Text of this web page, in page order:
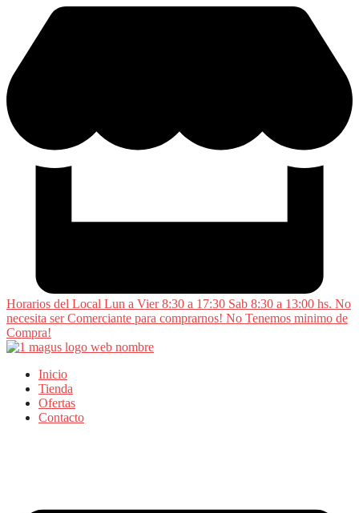
contenido
Horarios del Local Lun a Vier 8:30 a 17:30 Sab 8:30 a 13:00 hs. No
necesita ser Comerciante para comprarnos! No Tenemos minimo de
Compra!
Inicio
Tienda
Ofertas
Contacto